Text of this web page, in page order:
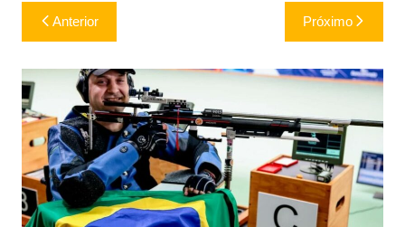
Navegação
de
Post
Anterior Próximo